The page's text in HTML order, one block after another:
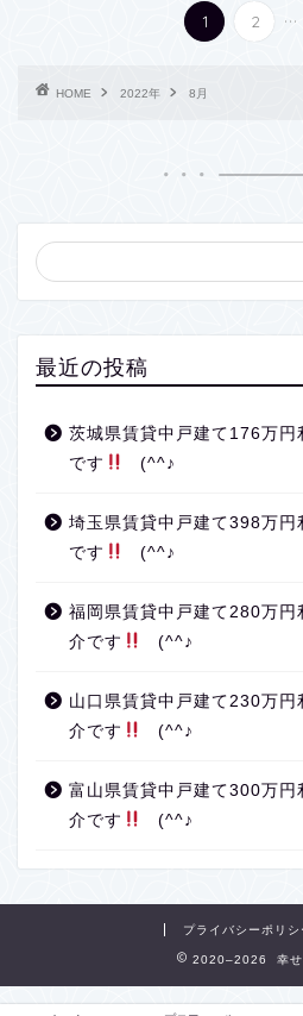
1 2 ...
HOME 2022年 8月
最近の投稿
茨城県賃貸中戸建て176万円
です
(^^♪
埼玉県賃貸中戸建て398万
です
(^^♪
福岡県賃貸中戸建て280万
介です
(^^♪
山口県賃貸中戸建て230万
介です
(^^♪
富山県賃貸中戸建て300万
介です
(^^♪
プライバシーポリシ
2020–2026 幸せ